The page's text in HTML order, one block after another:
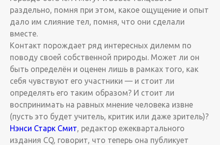
раздельно, помня при этом, какое ощущение и опыт
дало им слияние тел, помня, что они сделали
вместе.
Контакт порождает ряд интересных дилемм по
поводу своей собственной природы. Может ли он
быть определён и оценен лишь в рамках того, как
себя чувствуют его участники — и стоит ли
определять его таким образом? И стоит ли
воспринимать на равных мнение человека извне
(пусть это будет учитель, критик или даже зритель)?
Нэнси Старк Смит, редактор ежеквартального
издания CQ, говорит, что теперь она публикует